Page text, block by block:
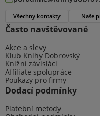
Často navštěvované
Akce a slevy
Klub Knihy Dobrovský
Knižní závisláci
Affiliate spolupráce
Poukazy pro firmy
Dodací podmínky
Platební metody
Všechny kontakty Naše